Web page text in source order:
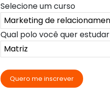
Selecione um curso
Qual polo você quer estudar
Quero me inscrever